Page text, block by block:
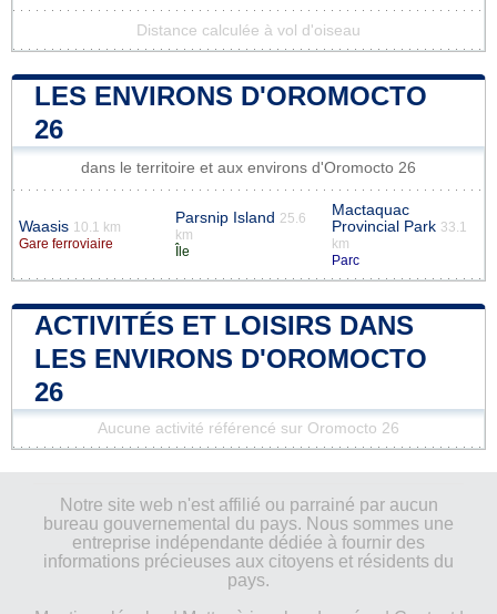
Distance calculée à vol d'oiseau
LES ENVIRONS D'OROMOCTO
26
dans le territoire et aux environs d'Oromocto 26
Waasis 10.1 km
Gare ferroviaire
Parsnip Island 25.6
km
Île
Mactaquac
Provincial Park 33.1
km
Parc
ACTIVITÉS ET LOISIRS DANS
LES ENVIRONS D'OROMOCTO
26
Aucune activité référencé sur Oromocto 26
Notre site web n'est affilié ou parrainé par aucun
bureau gouvernemental du pays. Nous sommes une
entreprise indépendante dédiée à fournir des
informations précieuses aux citoyens et résidents du
pays.